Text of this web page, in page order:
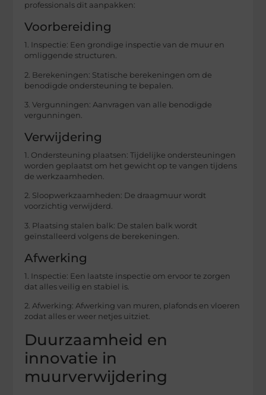
professionals dit aanpakken:
Voorbereiding
1. Inspectie: Een grondige inspectie van de muur en
omliggende structuren.
2. Berekeningen: Statische berekeningen om de
benodigde ondersteuning te bepalen.
3. Vergunningen: Aanvragen van alle benodigde
vergunningen.
Verwijdering
1. Ondersteuning plaatsen: Tijdelijke ondersteuningen
worden geplaatst om het gewicht op te vangen tijdens
de werkzaamheden.
2. Sloopwerkzaamheden: De draagmuur wordt
voorzichtig verwijderd.
3. Plaatsing stalen balk: De stalen balk wordt
geïnstalleerd volgens de berekeningen.
Afwerking
1. Inspectie: Een laatste inspectie om ervoor te zorgen
dat alles veilig en stabiel is.
2. Afwerking: Afwerking van muren, plafonds en vloeren
zodat alles er weer netjes uitziet.
Duurzaamheid en
innovatie in
muurverwijdering